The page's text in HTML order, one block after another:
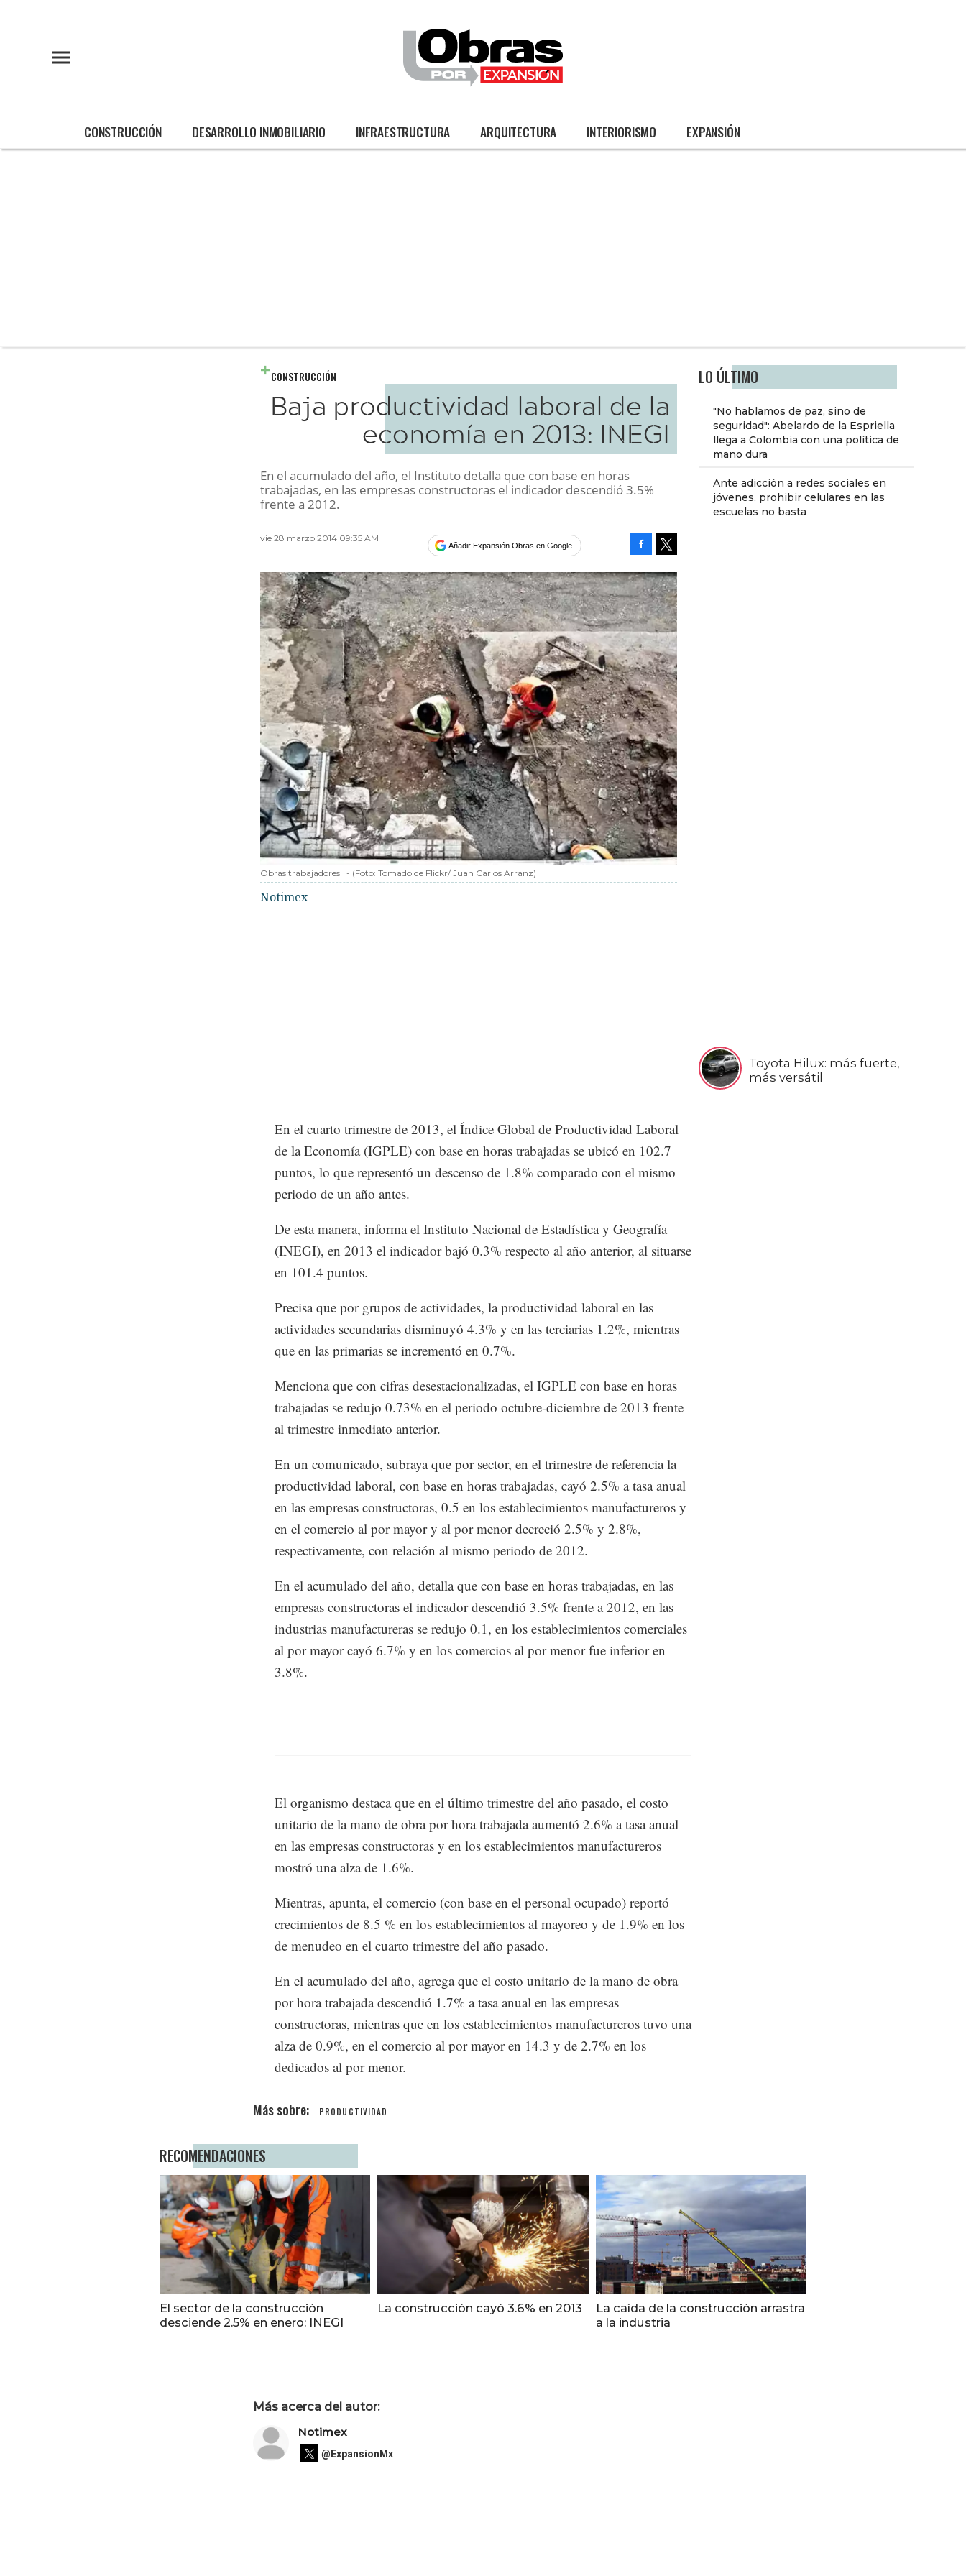
CONSTRUCCIÓN DESARROLLO INMOBILIARIO INFRAESTRUCTURA ARQUITECTURA INTERIORISMO EXPANSIÓN
LO ÚLTIMO
"No hablamos de paz, sino de
seguridad": Abelardo de la Espriella
llega a Colombia con una política de
mano dura
Ante adicción a redes sociales en
jóvenes, prohibir celulares en las
escuelas no basta
Toyota Hilux: más fuerte,
más versátil
CONSTRUCCIÓN
Baja productividad laboral de la
economía en 2013: INEGI
En el acumulado del año, el Instituto detalla que con base en horas
trabajadas, en las empresas constructoras el indicador descendió 3.5%
frente a 2012.
vie 28 marzo 2014 09:35 AM
Añadir Expansión Obras en Google
Obras trabajadores - (Foto: Tomado de Flickr/ Juan Carlos Arranz)
Notimex
En el cuarto trimestre de 2013, el Índice Global de Productividad Laboral
de la Economía (IGPLE) con base en horas trabajadas se ubicó en 102.7
puntos, lo que representó un descenso de 1.8% comparado con el mismo
periodo de un año antes.
De esta manera, informa el Instituto Nacional de Estadística y Geografía
(INEGI), en 2013 el indicador bajó 0.3% respecto al año anterior, al situarse
en 101.4 puntos.
Precisa que por grupos de actividades, la productividad laboral en las
actividades secundarias disminuyó 4.3% y en las terciarias 1.2%, mientras
que en las primarias se incrementó en 0.7%.
Menciona que con cifras desestacionalizadas, el IGPLE con base en horas
trabajadas se redujo 0.73% en el periodo octubre-diciembre de 2013 frente
al trimestre inmediato anterior.
En un comunicado, subraya que por sector, en el trimestre de referencia la
productividad laboral, con base en horas trabajadas, cayó 2.5% a tasa anual
en las empresas constructoras, 0.5 en los establecimientos manufactureros y
en el comercio al por mayor y al por menor decreció 2.5% y 2.8%,
respectivamente, con relación al mismo periodo de 2012.
En el acumulado del año, detalla que con base en horas trabajadas, en las
empresas constructoras el indicador descendió 3.5% frente a 2012, en las
industrias manufactureras se redujo 0.1, en los establecimientos comerciales
al por mayor cayó 6.7% y en los comercios al por menor fue inferior en
3.8%.
El organismo destaca que en el último trimestre del año pasado, el costo
unitario de la mano de obra por hora trabajada aumentó 2.6% a tasa anual
en las empresas constructoras y en los establecimientos manufactureros
mostró una alza de 1.6%.
Mientras, apunta, el comercio (con base en el personal ocupado) reportó
crecimientos de 8.5 % en los establecimientos al mayoreo y de 1.9% en los
de menudeo en el cuarto trimestre del año pasado.
En el acumulado del año, agrega que el costo unitario de la mano de obra
por hora trabajada descendió 1.7% a tasa anual en las empresas
constructoras, mientras que en los establecimientos manufactureros tuvo una
alza de 0.9%, en el comercio al por mayor en 14.3 y de 2.7% en los
dedicados al por menor.
PRODUCTIVIDAD
RECOMENDACIONES
El sector de la construcción
desciende 2.5% en enero: INEGI
La construcción cayó 3.6% en 2013
La caída de la construcción arrastra
a la industria
Más acerca del autor:
Notimex
@ExpansionMx